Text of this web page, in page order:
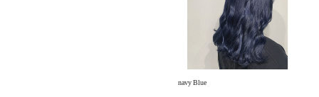
navy Blue